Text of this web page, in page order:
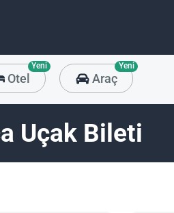
Otel
Yeni
Araç
Yeni
Uçak Bileti